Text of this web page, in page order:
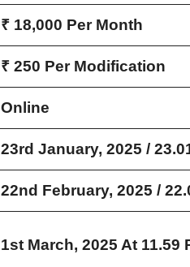
₹ 18,000 Per Month
₹ 250 Per Modification
Online
23rd January, 2025 /
22nd February, 2025 /
1st March, 2025 At 11.59